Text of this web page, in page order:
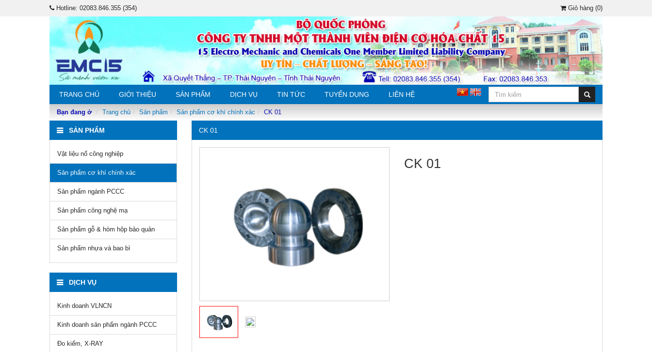
Hotline: 02083.846.355 (354) Giỏ hàng (0)
TRANG CHỦ GIỚI THIỆU SẢN PHẨM DỊCH VỤ TIN TỨC TUYỂN DỤNG LIÊN HỆ
Bạn đang ở Trang chủ Sản phẩm Sản phẩm cơ khí chính xác CK 01
CK 01
CK 01
SẢN PHẨM
Vật liệu nổ công nghiệp
Sản phẩm cơ khí chính xác
Sản phẩm ngành PCCC
Sản phẩm công nghệ mạ
Sản phẩm gỗ & hòm hộp bảo quản
Sản phẩm nhựa và bao bì
DỊCH VỤ
Kinh doanh VLNCN
Kinh doanh sản phẩm ngành PCCC
Đo kiểm, X-RAY